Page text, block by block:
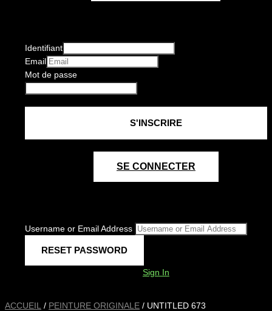
Identifiant
Email
Mot de passe
SE CONNECTER
Username or Email Address
Sign In
ACCUEIL / PEINTURE ORIGINALE / UNTITLED 673